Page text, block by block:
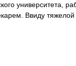
университета,
Ввиду